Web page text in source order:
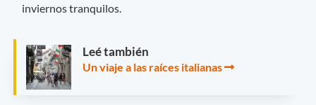
inviernos tranquilos.
Leé también
Un viaje a las raíces italianas